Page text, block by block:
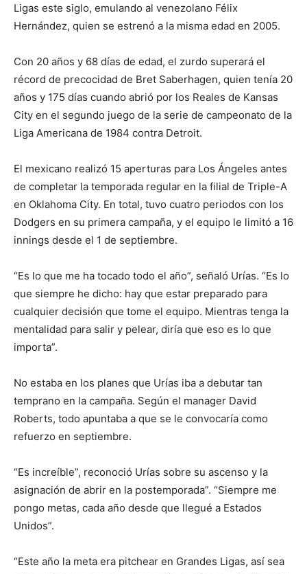
Ligas este siglo, emulando al venezolano Félix
Hernández, quien se estrenó a la misma edad en 2005.
Con 20 años y 68 días de edad, el zurdo superará el
récord de precocidad de Bret Saberhagen, quien tenía 20
años y 175 días cuando abrió por los Reales de Kansas
City en el segundo juego de la serie de campeonato de la
Liga Americana de 1984 contra Detroit.
El mexicano realizó 15 aperturas para Los Ángeles antes
de completar la temporada regular en la filial de Triple-A
en Oklahoma City. En total, tuvo cuatro periodos con los
Dodgers en su primera campaña, y el equipo le limitó a 16
innings desde el 1 de septiembre.
“Es lo que me ha tocado todo el año”, señaló Urías. “Es lo
que siempre he dicho: hay que estar preparado para
cualquier decisión que tome el equipo. Mientras tenga la
mentalidad para salir y pelear, diría que eso es lo que
importa”.
No estaba en los planes que Urías iba a debutar tan
temprano en la campaña. Según el manager David
Roberts, todo apuntaba a que se le convocaría como
refuerzo en septiembre.
“Es increíble”, reconoció Urías sobre su ascenso y la
asignación de abrir en la postemporada”. “Siempre me
pongo metas, cada año desde que llegué a Estados
Unidos”.
“Este año la meta era pitchear en Grandes Ligas, así sea